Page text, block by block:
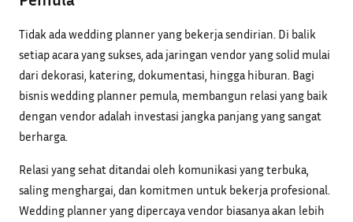
Tidak ada wedding planner yang bekerja sendirian. Di balik
setiap acara yang sukses, ada jaringan vendor yang solid mulai
dari dekorasi, katering, dokumentasi, hingga hiburan. Bagi
bisnis wedding planner pemula, membangun relasi yang baik
dengan vendor adalah investasi jangka panjang yang sangat
berharga.
Relasi yang sehat ditandai oleh komunikasi yang terbuka,
saling menghargai, dan komitmen untuk bekerja profesional.
Wedding planner yang dipercaya vendor biasanya akan lebih